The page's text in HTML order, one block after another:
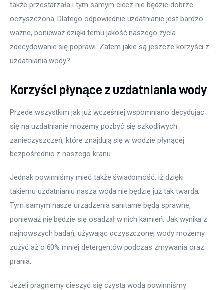
także przestarzała i tym samym ciecz nie będzie dobrze
oczyszczona. Dlatego odpowiednie uzdatnianie jest bardzo
ważne, ponieważ dzięki temu jakość naszego życia
zdecydowanie się poprawi. Zatem jakie są jeszcze korzyści z
uzdatniania wody?
Korzyści płynące z uzdatniania wody
Przede wszystkim jak już wcześniej wspomniano decydując
się na uzdatnianie możemy pozbyć się szkodliwych
zanieczyszczeń, które znajdują się w wodzie płynącej
bezpośrednio z naszego kranu.
Jednak powinniśmy mieć także świadomość, iż dzięki
takiemu uzdatnianiu nasza woda nie będzie już tak twarda.
Tym samym nasze urządzenia sanitarne będą sprawne,
ponieważ nie będzie się osadzał w nich kamień. Jak wynika z
najnowszych badań, używając oczyszczonej wody możemy
zużyć aż o 60% mniej detergentów podczas zmywania oraz
prania.
Jeżeli pragniemy cieszyć się czystą wodą powinniśmy